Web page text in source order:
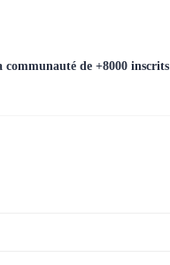
communauté de +8000 inscrits